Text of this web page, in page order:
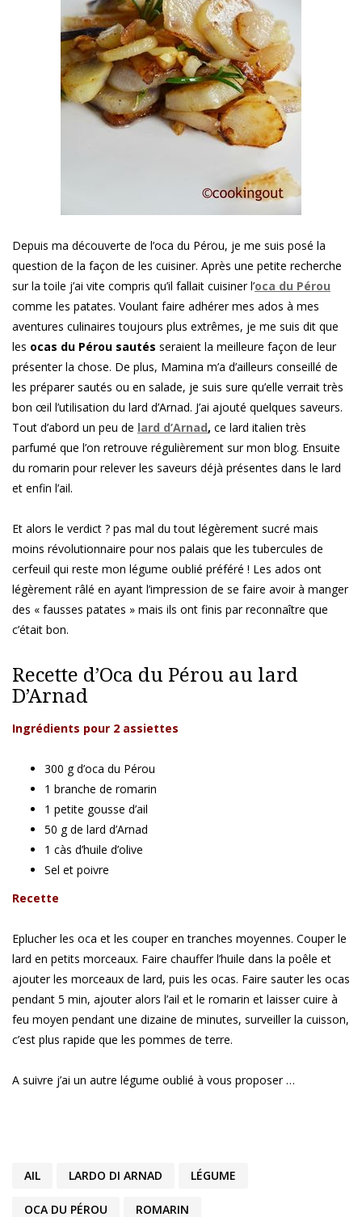
Depuis ma découverte de l’oca du Pérou, je me suis posé la
question de la façon de les cuisiner. Après une petite recherche
sur la toile j’ai vite compris qu’il fallait cuisiner l’oca du Pérou
comme les patates. Voulant faire adhérer mes ados à mes
aventures culinaires toujours plus extrêmes, je me suis dit que
les ocas du Pérou sautés seraient la meilleure façon de leur
présenter la chose. De plus, Mamina m’a d’ailleurs conseillé de
les préparer sautés ou en salade, je suis sure qu’elle verrait très
bon œil l’utilisation du lard d’Arnad. J’ai ajouté quelques saveurs.
Tout d’abord un peu de lard d’Arnad, ce lard italien très
parfumé que l’on retrouve régulièrement sur mon blog. Ensuite
du romarin pour relever les saveurs déjà présentes dans le lard
et enfin l’ail.
Et alors le verdict ? pas mal du tout légèrement sucré mais
moins révolutionnaire pour nos palais que les tubercules de
cerfeuil qui reste mon légume oublié préféré ! Les ados ont
légèrement râlé en ayant l’impression de se faire avoir à manger
des « fausses patates » mais ils ont finis par reconnaître que
c’était bon.
Recette d’Oca du Pérou au lard
D’Arnad
Ingrédients pour 2 assiettes
300 g d’oca du Pérou
1 branche de romarin
1 petite gousse d’ail
50 g de lard d’Arnad
1 càs d’huile d’olive
Sel et poivre
Recette
Eplucher les oca et les couper en tranches moyennes. Couper le
lard en petits morceaux. Faire chauffer l’huile dans la poêle et
ajouter les morceaux de lard, puis les ocas. Faire sauter les ocas
pendant 5 min, ajouter alors l’ail et le romarin et laisser cuire à
feu moyen pendant une dizaine de minutes, surveiller la cuisson,
c’est plus rapide que les pommes de terre.
A suivre j’ai un autre légume oublié à vous proposer …
AIL LARDO DI ARNAD LÉGUME
OCA DU PÉROU ROMARIN